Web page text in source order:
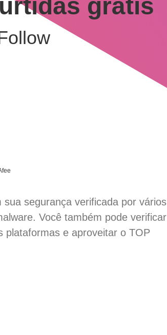
grátis
segurança verificada por vários
Você também pode verificar
plataformas e aproveitar o TOP